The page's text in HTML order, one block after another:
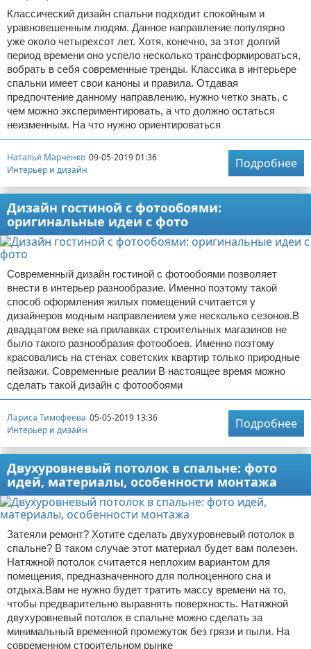
Классический дизайн спальни подходит спокойным и
уравновешенным людям. Данное направление популярно
уже около четырехсот лет. Хотя, конечно, за этот долгий
период времени оно успело несколько трансформироваться,
вобрать в себя современные тренды. Классика в интерьере
спальни имеет свои каноны и правила. Отдавая
предпочтение данному направлению, нужно четко знать, с
чем можно экспериментировать, а что должно остаться
неизменным. На что нужно ориентироваться
Наталья Марченко 09-05-2019 01:36
Интерьер и дизайн
Подробнее
Дизайн гостиной с фотообоями:
оригинальные идеи с фото
Современный дизайн гостиной с фотообоями позволяет
внести в интерьер разнообразие. Именно поэтому такой
способ оформления жилых помещений считается у
дизайнеров модным направлением уже несколько сезонов.В
двадцатом веке на прилавках строительных магазинов не
было такого разнообразия фотообоев. Именно поэтому
красовались на стенах советских квартир только природные
пейзажи. Современные реалии В настоящее время можно
сделать такой дизайн с фотообоями
Лариса Тимофеева 05-05-2019 13:36
Интерьер и дизайн
Подробнее
Двухуровневый потолок в спальне: фото
идей, материалы, особенности монтажа
Затеяли ремонт? Хотите сделать двухуровневый потолок в
спальне? В таком случае этот материал будет вам полезен.
Натяжной потолок считается неплохим вариантом для
помещения, предназначенного для полноценного сна и
отдыха.Вам не нужно будет тратить массу времени на то,
чтобы предварительно выравнять поверхность. Натяжной
двухуровневый потолок в спальне можно сделать за
минимальный временной промежуток без грязи и пыли. На
современном строительном рынке